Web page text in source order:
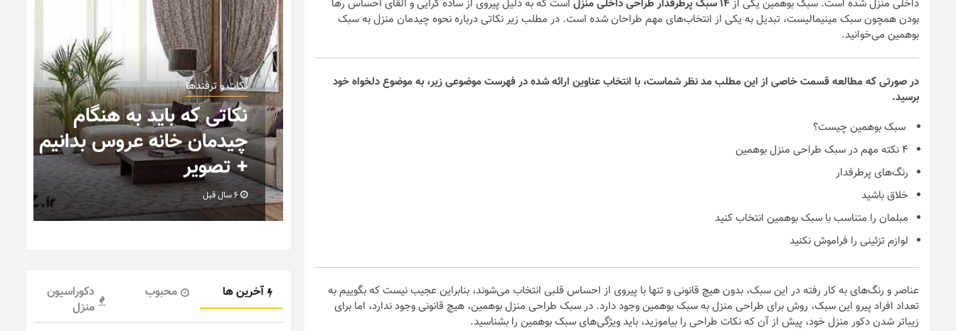
داخلی منزل شده است. سبک بوهمین یکی از ۱۴ سبک پرطرفدار طراحی داخلی منزل
است که به دلیل پیروی از ساده گرایی و القای احساس رها
بودن همچون سبک مینیمالیست، تبدیل به یکی از انتخاب‌های مهم طراحان شده است. در مطلب زیر نکاتی درباره نحوه چیدمان منزل به سبک
بوهمین می‌خوانید.
در صورتی که مطالعه قسمت خاصی از این مطلب مد نظر شماست، با انتخاب عناوین ارائه شده در فهرست موضوعی زیر، به موضوع دلخواه خود
برسید.
سبک بوهمین چیست؟
۴ نکته مهم در سبک طراحی منزل بوهمین
رنگ‌های پرطرفدار
خلاق باشید
مبلمان را متناسب با سبک بوهمین انتخاب کنید
لوازم تزئینی را فراموش نکنید
عناصر و رنگ‌های به کار رفته در این سبک، بدون هیچ قانونی و تنها با پیروی از احساس قلبی انتخاب می‌شوند، بنابراین عجیب نیست که بگوییم به
تعداد افراد پیرو این سبک، روش برای طراحی منزل به سبک بوهمین وجود دارد. در سبک طراحی منزل بوهمین، هیچ قانونی وجود ندارد، اما برای
زیباتر شدن دکور منزل خود، پیش از آن که نکات طراحی را بیاموزید، باید ویژگی‌های سبک بوهمین را بشناسید.
مدرن در خانه
نکات و ترفندها
چیدمان خانه (جدیدترین
نکات و ترفندها
نکاتی که باید به هنگام
چیدمان خانه عروس بدانیم
+ تصویر
آخرین ها محبوب
دکوراسیون
منزل